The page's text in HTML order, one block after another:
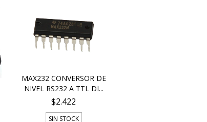
MAX232 CONVERSOR DE
NIVEL RS232 A TTL DI...
$2.422
SIN STOCK